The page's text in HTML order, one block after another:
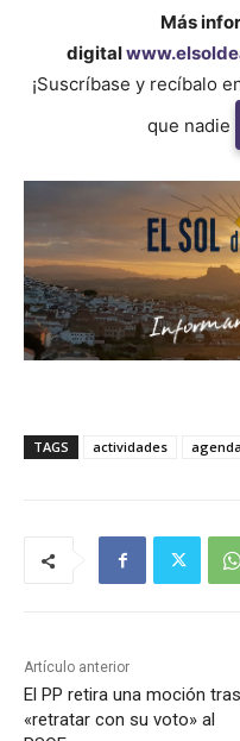
Más
digital
¡Suscríbase y recíbalo
que nadie
TAGS actividades agenda
Artículo anterior
El PP retira una moción tras
«retratar con su voto» al